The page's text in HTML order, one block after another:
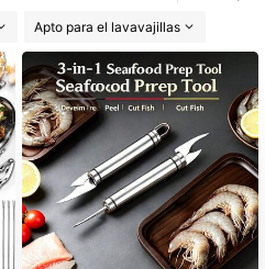
Apto para el lavavajillas